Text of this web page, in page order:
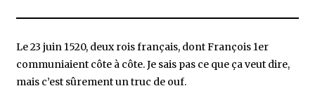
Le 23 juin 1520, deux rois français, dont François 1er
communiaient côte à côte. Je sais pas ce que ça veut dire,
mais c’est sûrement un truc de ouf.